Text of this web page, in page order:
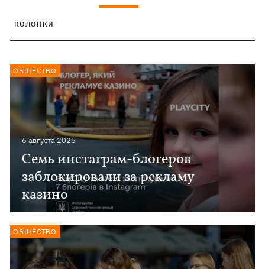
КОЛОНКИ
6 августа 2025
Семь инстаграм-блогеров
заблокировали за рекламу
казино
ОБЩЕСТВО
ОБЩЕСТВО